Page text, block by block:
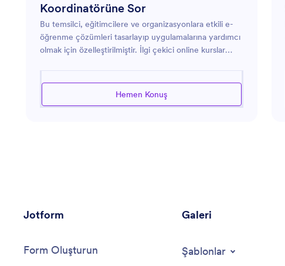
Koordinatörüne Sor
Bu temsilci, eğitimcilere ve organizasyonlara etkili e-
öğrenme çözümleri tasarlayıp uygulamalarına yardımcı
olmak için özelleştirilmiştir. İlgi çekici online kurslar
iyileştirme konularında rehberlik sunar. Yeni bir kurs
oluşturuyor ya da mevcut bir kursu geliştiriyor olmanız
Hemen Konuş
Jotform
Form Oluşturun
Galeri
Şablonlar